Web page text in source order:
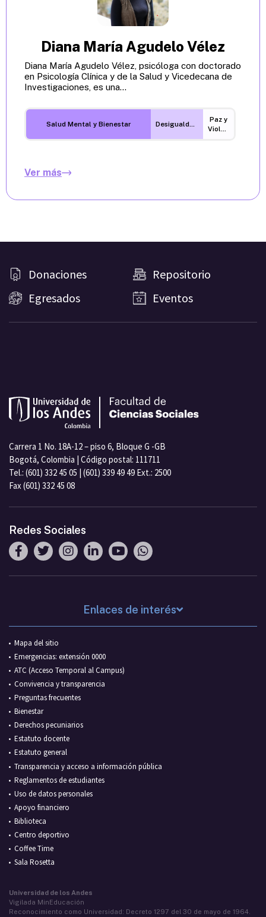
Diana María Agudelo Vélez
Diana María Agudelo Vélez, psicóloga con doctorado
en Psicología Clínica y de la Salud y Vicedecana de
Investigaciones, es una...
Salud Mental y Bienestar Desigualdades
Paz y
Violencia
Ver más
Donaciones
Repositorio
Egresados
Eventos
Carrera 1 No. 18A-12 – piso 6, Bloque G -GB
Bogotá, Colombia | Código postal: 111711
Tel.: (601) 332 45 05 | (601) 339 49 49 Ext.: 2500
Fax (601) 332 45 08
Redes Sociales
Enlaces de interés
Mapa del sitio
Emergencias: extensión 0000
ATC (Acceso Temporal al Campus)
Convivencia y transparencia
Preguntas frecuentes
Bienestar
Derechos pecuniarios
Estatuto docente
Estatuto general
Transparencia y acceso a información pública
Reglamentos de estudiantes
Uso de datos personales
Apoyo financiero
Biblioteca
Centro deportivo
Coffee Time
Sala Rosetta
Universidad de los Andes
Vigilada MinEducación
Reconocimiento como Universidad: Decreto 1297 del 30 de mayo de 1964.